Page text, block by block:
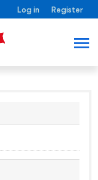
Log in Register